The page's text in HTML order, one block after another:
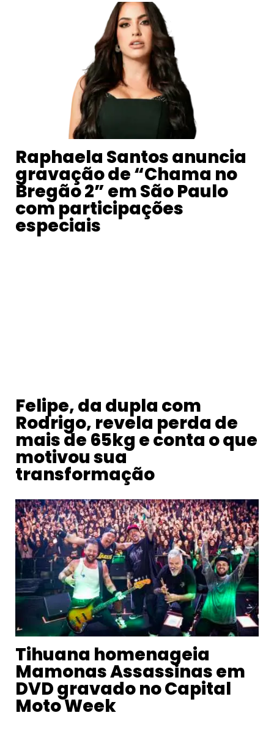
Raphaela Santos anuncia
gravação de “Chama no
Bregão 2” em São Paulo
com participações
especiais
Felipe, da dupla com
Rodrigo, revela perda de
mais de 65kg e conta o que
motivou sua
transformação
Tihuana homenageia
Mamonas Assassinas em
DVD gravado no Capital
Moto Week